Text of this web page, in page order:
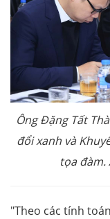
Ông Đặng Tất
đổi xanh và
tọa đàm.
"Theo các tính